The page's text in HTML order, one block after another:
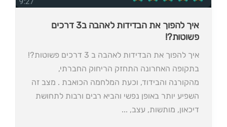
איך להפוך את הבדידות לאהבה ב3 דרכים
פשוטות?!
איך להפוך את הבדידות לאהבה ב 3 דרכים פשוטות?!
בתקופה האחרונה התחזק הריחוק החברתי,
מהקורנה והבידוד, וכעת המלחמה הכואבת . מצב זה
השפיע יותר באופן נפשי והביא רבים ורבות לתחושת
דיכאון, מותשות, עצב, ...